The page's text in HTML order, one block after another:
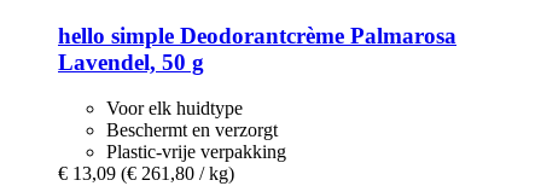
hello simple Deodorantcrème Palmarosa
Lavendel, 50 g
Voor elk huidtype
Beschermt en verzorgt
Plastic-vrije verpakking
€ 13,09 (€ 261,80 / kg)